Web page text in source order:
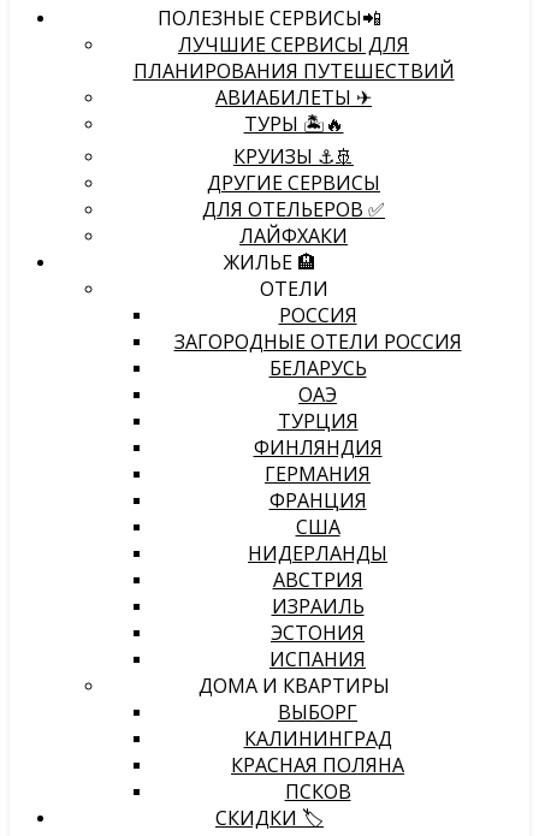
ПОЛЕЗНЫЕ СЕРВИСЫ📲
ЛУЧШИЕ СЕРВИСЫ ДЛЯ
ПЛАНИРОВАНИЯ ПУТЕШЕСТВИЙ
АВИАБИЛЕТЫ ✈
ТУРЫ 🏝🔥
КРУИЗЫ ⚓🚢
ДРУГИЕ СЕРВИСЫ
ДЛЯ ОТЕЛЬЕРОВ ✅
ЛАЙФХАКИ
ЖИЛЬЕ 🏨
ОТЕЛИ
РОССИЯ
ЗАГОРОДНЫЕ ОТЕЛИ РОССИЯ
БЕЛАРУСЬ
ОАЭ
ТУРЦИЯ
ФИНЛЯНДИЯ
ГЕРМАНИЯ
ФРАНЦИЯ
США
НИДЕРЛАНДЫ
АВСТРИЯ
ИЗРАИЛЬ
ЭСТОНИЯ
ИСПАНИЯ
ДОМА И КВАРТИРЫ
ВЫБОРГ
КАЛИНИНГРАД
КРАСНАЯ ПОЛЯНА
ПСКОВ
СКИДКИ 🏷️